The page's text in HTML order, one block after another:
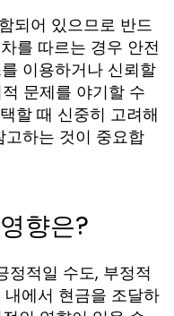
되어 있으므로 반드
를 따르는 경우 안전
이용하거나 신뢰할
문제를 야기할 수
할 때 신중히 고려해
하는 것이 중요합
향은?
정적일 수도, 부정적
에서 현금을 조달하